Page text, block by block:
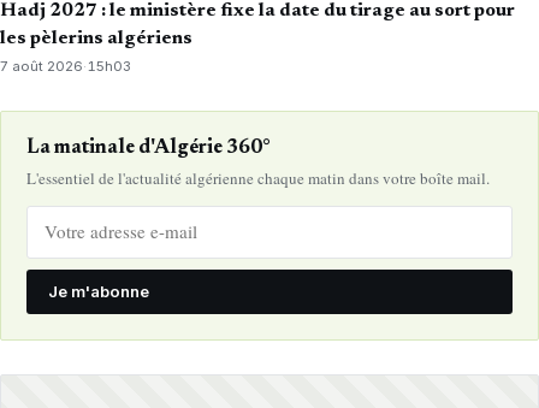
Hadj 2027 : le ministère fixe la date du tirage au sort pour
les pèlerins algériens
7 août 2026·15h03
La matinale d'Algérie 360°
L'essentiel de l'actualité algérienne chaque matin dans votre boîte mail.
Je m'abonne